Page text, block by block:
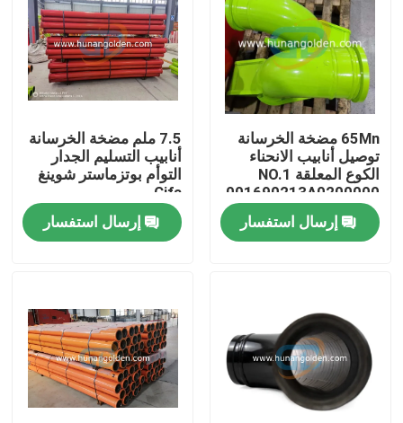
معلومات عنا
جولة في المعمل
رقابة جودة
اتصل بنا
أخبار
قطع غيار مضخة الخرسانة
أنبوب توصيل مضخة الخرسانة
65Mn مضخة الخرسانة
توصيل أنابيب الانحناء
الكوع المعلقة NO.1
001690213A0200000
إرسال استفسار
7.5 ملم مضخة الخرسانة
أنابيب التسليم الجدار
التوأم بوتزماستر شوينغ
Cifa
إرسال استفسار